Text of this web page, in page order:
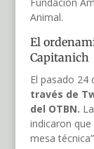
Animal.
El
Capitanich
El pasado 24
través de
del OTBN.
indicaron
mesa